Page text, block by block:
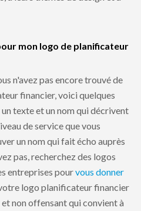
mon logo de planificateur
n'avez pas encore trouvé de
financier, voici quelques
texte et un nom qui décrivent
de service que vous
un nom qui fait écho auprès
pas, recherchez des logos
entreprises pourvous donner
logo planificateur financier
non offensant qui convient à